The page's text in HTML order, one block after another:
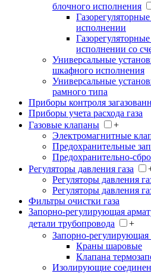
блочного исполнения
исполнении
исполнении со
Универсальные
шкафного исполнения
Универсальные
рамного типа
Приборы контроля
Приборы учета расхода газа
Газовые клапаны
+
Электромагнитные
Предохранительные
Предохранительно-
Регуляторы давления газа
Регуляторы давления
Регуляторы давления
Фильтры очистки газа
Запорно-регулирующая
детали трубопровода
+
Запорно-регулирующая
Краны шаровые
Клапана
Изолирующие